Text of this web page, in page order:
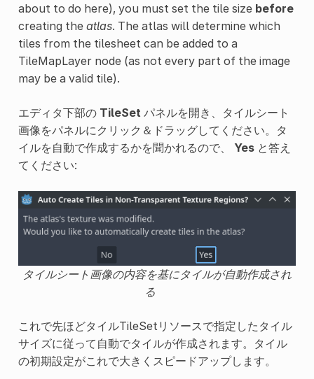
about to do here), you must set the tile size before
creating the atlas. The atlas will determine which
tiles from the tilesheet can be added to a
TileMapLayer node (as not every part of the image
may be a valid tile).
エディタ下部の TileSet パネルを開き、タイルシート
画像をパネルにクリック＆ドラッグしてください。タ
イルを自動で作成するかを聞かれるので、 Yesと答え
てください:
タイルシート画像の内容を基にタイルが自動作成され
る
これで先ほどタイルTileSetリソースで指定したタイル
サイズに従って自動でタイルが作成されます。タイル
の初期設定がこれで大きくスピードアップします。